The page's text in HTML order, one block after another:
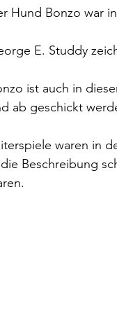
Hund Bonzo war
E. Studdy
ist auch in
ab geschickt
waren in
Beschreibung